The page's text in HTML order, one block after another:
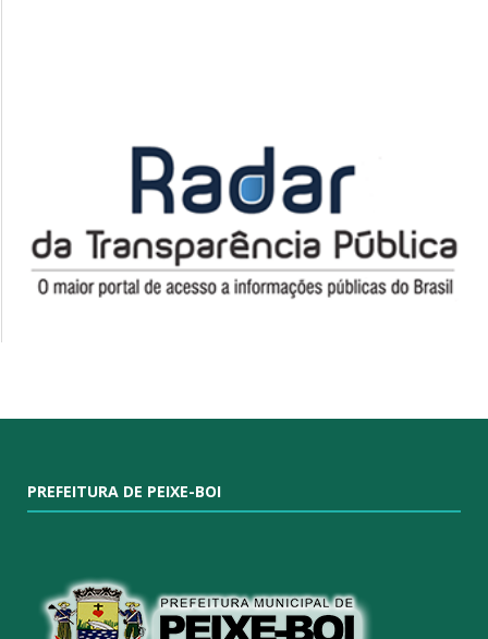
PREFEITURA DE PEIXE-BOI